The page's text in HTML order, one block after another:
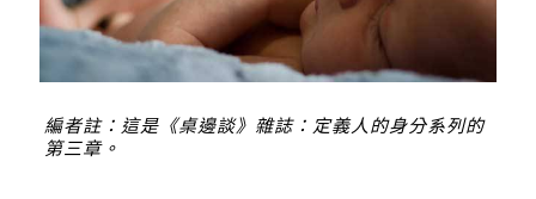
編者註：這是《桌邊談》雜誌： 定義人的身分系列的
第三章。